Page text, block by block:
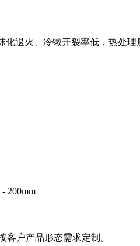
化退火、冷镦开裂率低，热处理
200mm
客户产品形态需求定制 。